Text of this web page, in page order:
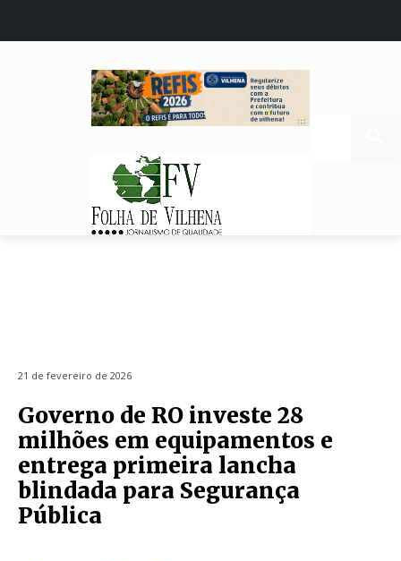
21 de fevereiro de 2026
Governo de RO investe 28
milhões em equipamentos e
entrega primeira lancha
blindada para Segurança
Pública